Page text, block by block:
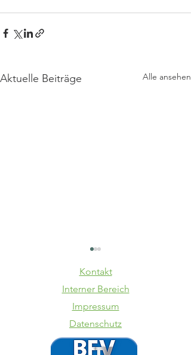
Aktuelle Beiträge Alle ansehen
VfB - TSV
Kontakt
Interner Bereich
Impressum
Datenschutz